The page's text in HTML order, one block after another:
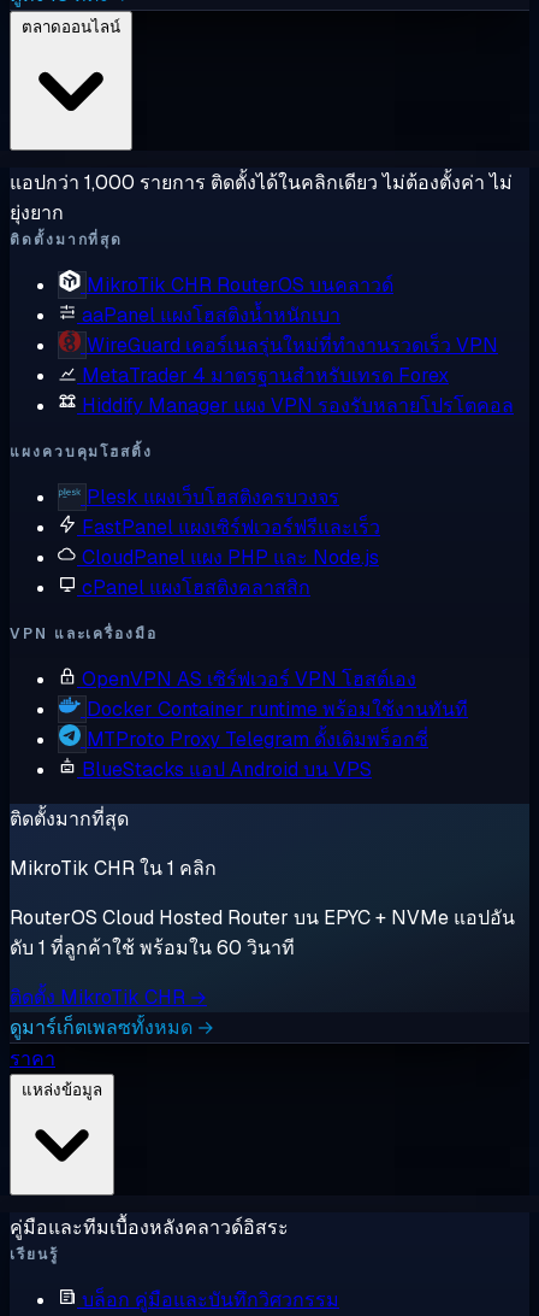
แอปกว่า 1,000 รายการ ติดตั้งได้ในคลิกเดียว ไม่ต้องตั้งค่า ไม่
ยุ่งยาก
ติดตั้งมากที่สุด
MikroTik CHR RouterOS บนคลาวด์
aaPanel แผงโฮสติงน้ำหนักเบา
WireGuard เคอร์เนลรุ่นใหม่ที่ทำงานรวดเร็ว VPN
MetaTrader 4 มาตรฐานสำหรับเทรด Forex
Hiddify Manager แผง VPN รองรับหลายโปรโตคอล
แผงควบคุมโฮสติ้ง
Plesk แผงเว็บโฮสติงครบวงจร
FastPanel แผงเซิร์ฟเวอร์ฟรีและเร็ว
CloudPanel แผง PHP และ Node.js
cPanel แผงโฮสติงคลาสสิก
VPN และเครื่องมือ
OpenVPN AS เซิร์ฟเวอร์ VPN โฮสต์เอง
Docker Container runtime พร้อมใช้งานทันที
MTProto Proxy Telegram ดั้งเดิมพร็อกซี่
BlueStacks แอป Android บน VPS
ติดตั้งมากที่สุด
MikroTik CHR ใน 1 คลิก
RouterOS Cloud Hosted Router บน EPYC + NVMe แอปอัน
ดับ 1 ที่ลูกค้าใช้ พร้อมใน 60 วินาที
ติดตั้ง MikroTik CHR →
ดูมาร์เก็ตเพลซทั้งหมด →
ราคา
คู่มือและทีมเบื้องหลังคลาวด์อิสระ
เรียนรู้
บล็อก คู่มือและบันทึกวิศวกรรม